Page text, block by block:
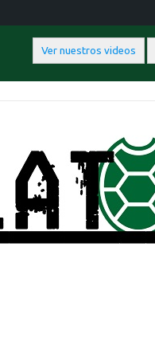
Ver nuestros videos